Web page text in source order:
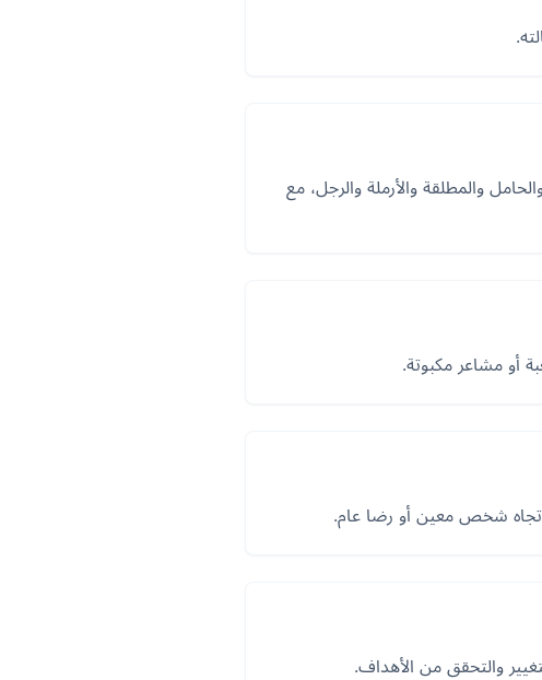
والمطلقة والأرملة والرجل، مع
أو مشاعر مكبوتة.
تجاه شخص معين أو رضا عام.
والتحقق من الأهداف.